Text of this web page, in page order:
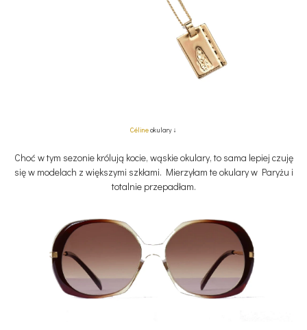
Célineokulary ↓
Choć w tym sezonie królują kocie, wąskie okulary, to sama lepiej czuję
się w modelach z większymi szkłami. Mierzyłam te okulary w Paryżu i
totalnie przepadłam.